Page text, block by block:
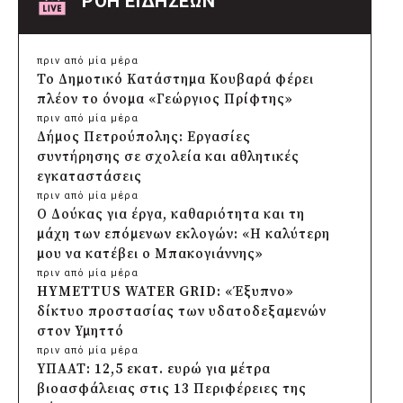
πριν από μία μέρα
Το Δημοτικό Κατάστημα Κουβαρά φέρει
πλέον το όνομα «Γεώργιος Πρίφτης»
πριν από μία μέρα
Δήμος Πετρούπολης: Εργασίες
συντήρησης σε σχολεία και αθλητικές
εγκαταστάσεις
πριν από μία μέρα
Ο Δούκας για έργα, καθαριότητα και τη
μάχη των επόμενων εκλογών: «Η καλύτερη
μου να κατέβει ο Μπακογιάννης»
πριν από μία μέρα
HYMETTUS WATER GRID: «Έξυπνο»
δίκτυο προστασίας των υδατοδεξαμενών
στον Υμηττό
πριν από μία μέρα
ΥΠΑΑΤ: 12,5 εκατ. ευρώ για μέτρα
βιοασφάλειας στις 13 Περιφέρειες της